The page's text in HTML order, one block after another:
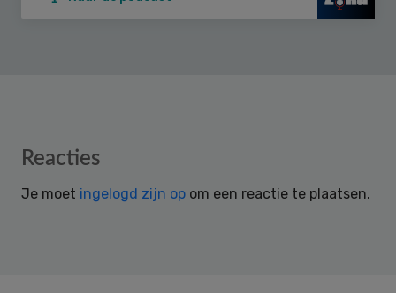
Reader
Reacties
Je moet ingelogd zijn op om een reactie te plaatsen.